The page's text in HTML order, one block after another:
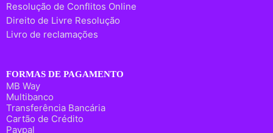
Resolução de Conflitos Online
Direito de Livre Resolução
Livro de reclamações
FORMAS DE PAGAMENTO
MB Way
Multibanco
Transferência Bancária
Cartão de Crédito
Paypal